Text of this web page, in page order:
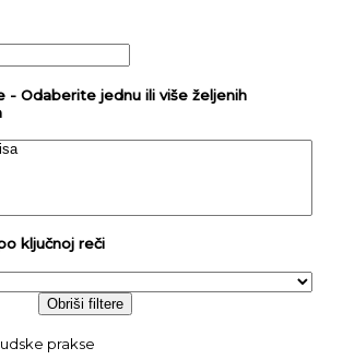
- Odaberite jednu ili više željenih
ključnoj reči
prakse